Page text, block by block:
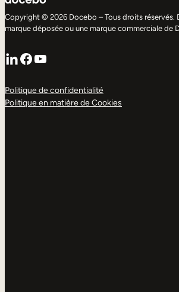
Copyright © 2026 Docebo – Tous droits réservés.
marque déposée ou une marque commerciale de
LinkedIn
Facebook
YouTube
Politique de confidentialité
Politique en matière de Cookies